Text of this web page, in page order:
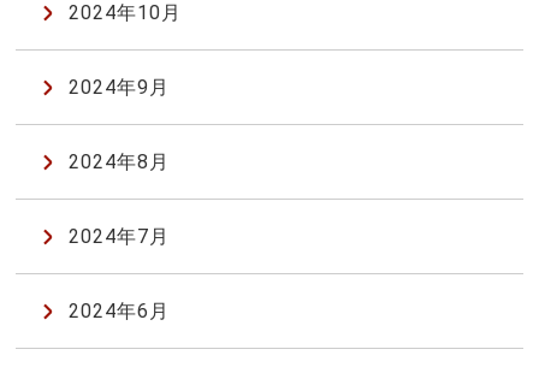
2024年10月
2024年9月
2024年8月
2024年7月
2024年6月